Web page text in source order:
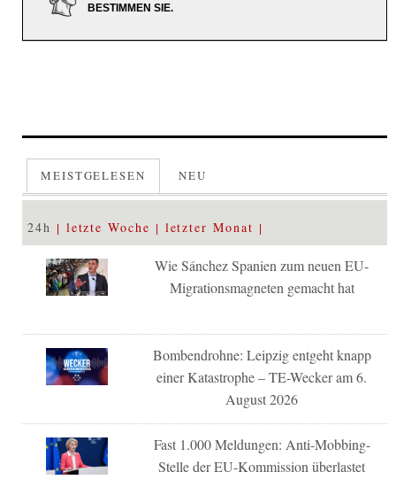
BESTIMMEN SIE.
MEISTGELESEN NEU
24h letzte Woche letzter Monat
Wie Sánchez Spanien zum neuen EU-
Migrationsmagneten gemacht hat
Bombendrohne: Leipzig entgeht knapp
einer Katastrophe – TE-Wecker am 6.
August 2026
Fast 1.000 Meldungen: Anti-Mobbing-
Stelle der EU-Kommission überlastet